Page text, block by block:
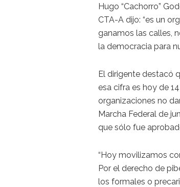
Hugo “Cachorro”
CTA-A dijo: “es un
ganamos las calles,
la democracia para
El dirigente destacó
esa cifra es hoy de
organizaciones no
Marcha Federal de
que sólo fue
“Hoy movilizamos
Por el derecho de
los formales o